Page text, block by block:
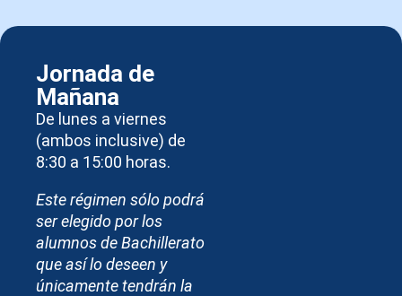
Jornada de
Mañana
De lunes a viernes
(ambos inclusive) de
8:30 a 15:00 horas.
Este régimen sólo podrá
ser elegido por los
alumnos de Bachillerato
que así lo deseen y
únicamente tendrán la